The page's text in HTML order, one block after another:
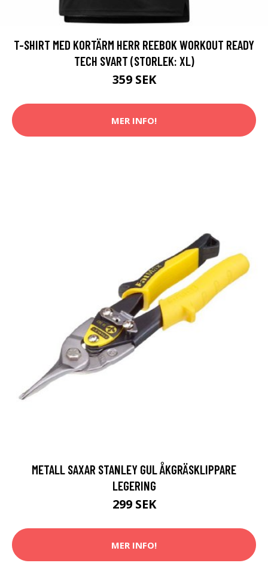
T-SHIRT MED KORTÄRM HERR REEBOK WORKOUT READY
TECH SVART (STORLEK: XL)
359 SEK
MER INFO!
METALL SAXAR STANLEY GUL ÅKGRÄSKLIPPARE
LEGERING
299 SEK
MER INFO!